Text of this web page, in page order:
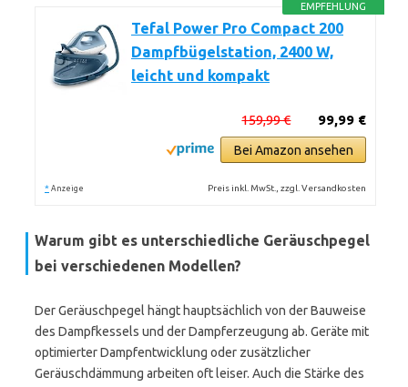
EMPFEHLUNG
Tefal Power Pro Compact 200
Dampfbügelstation, 2400 W,
leicht und kompakt
99,99 €
159,99 €
Bei Amazon ansehen
* Anzeige Preis inkl. MwSt., zzgl. Versandkosten
Warum gibt es unterschiedliche Geräuschpegel
bei verschiedenen Modellen?
Der Geräuschpegel hängt hauptsächlich von der Bauweise
des Dampfkessels und der Dampferzeugung ab. Geräte mit
optimierter Dampfentwicklung oder zusätzlicher
Geräuschdämmung arbeiten oft leiser. Auch die Stärke des